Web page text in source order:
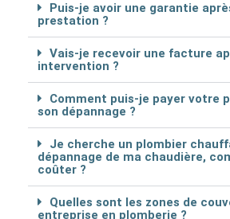
Puis-je avoir une garantie
prestation ?
Vais-je recevoir une facture
intervention ?
Comment puis-je payer votre
son dépannage ?
Je cherche un plombier
dépannage de ma chaudière,
coûter ?
Quelles sont les zones de
entreprise en plomberie ?